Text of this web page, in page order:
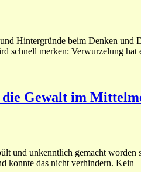
Hintergründe beim Denken und
schnell merken: Verwurzelung
die Gewalt im
und unkenntlich gemacht
konnte das nicht verhindern. Kein